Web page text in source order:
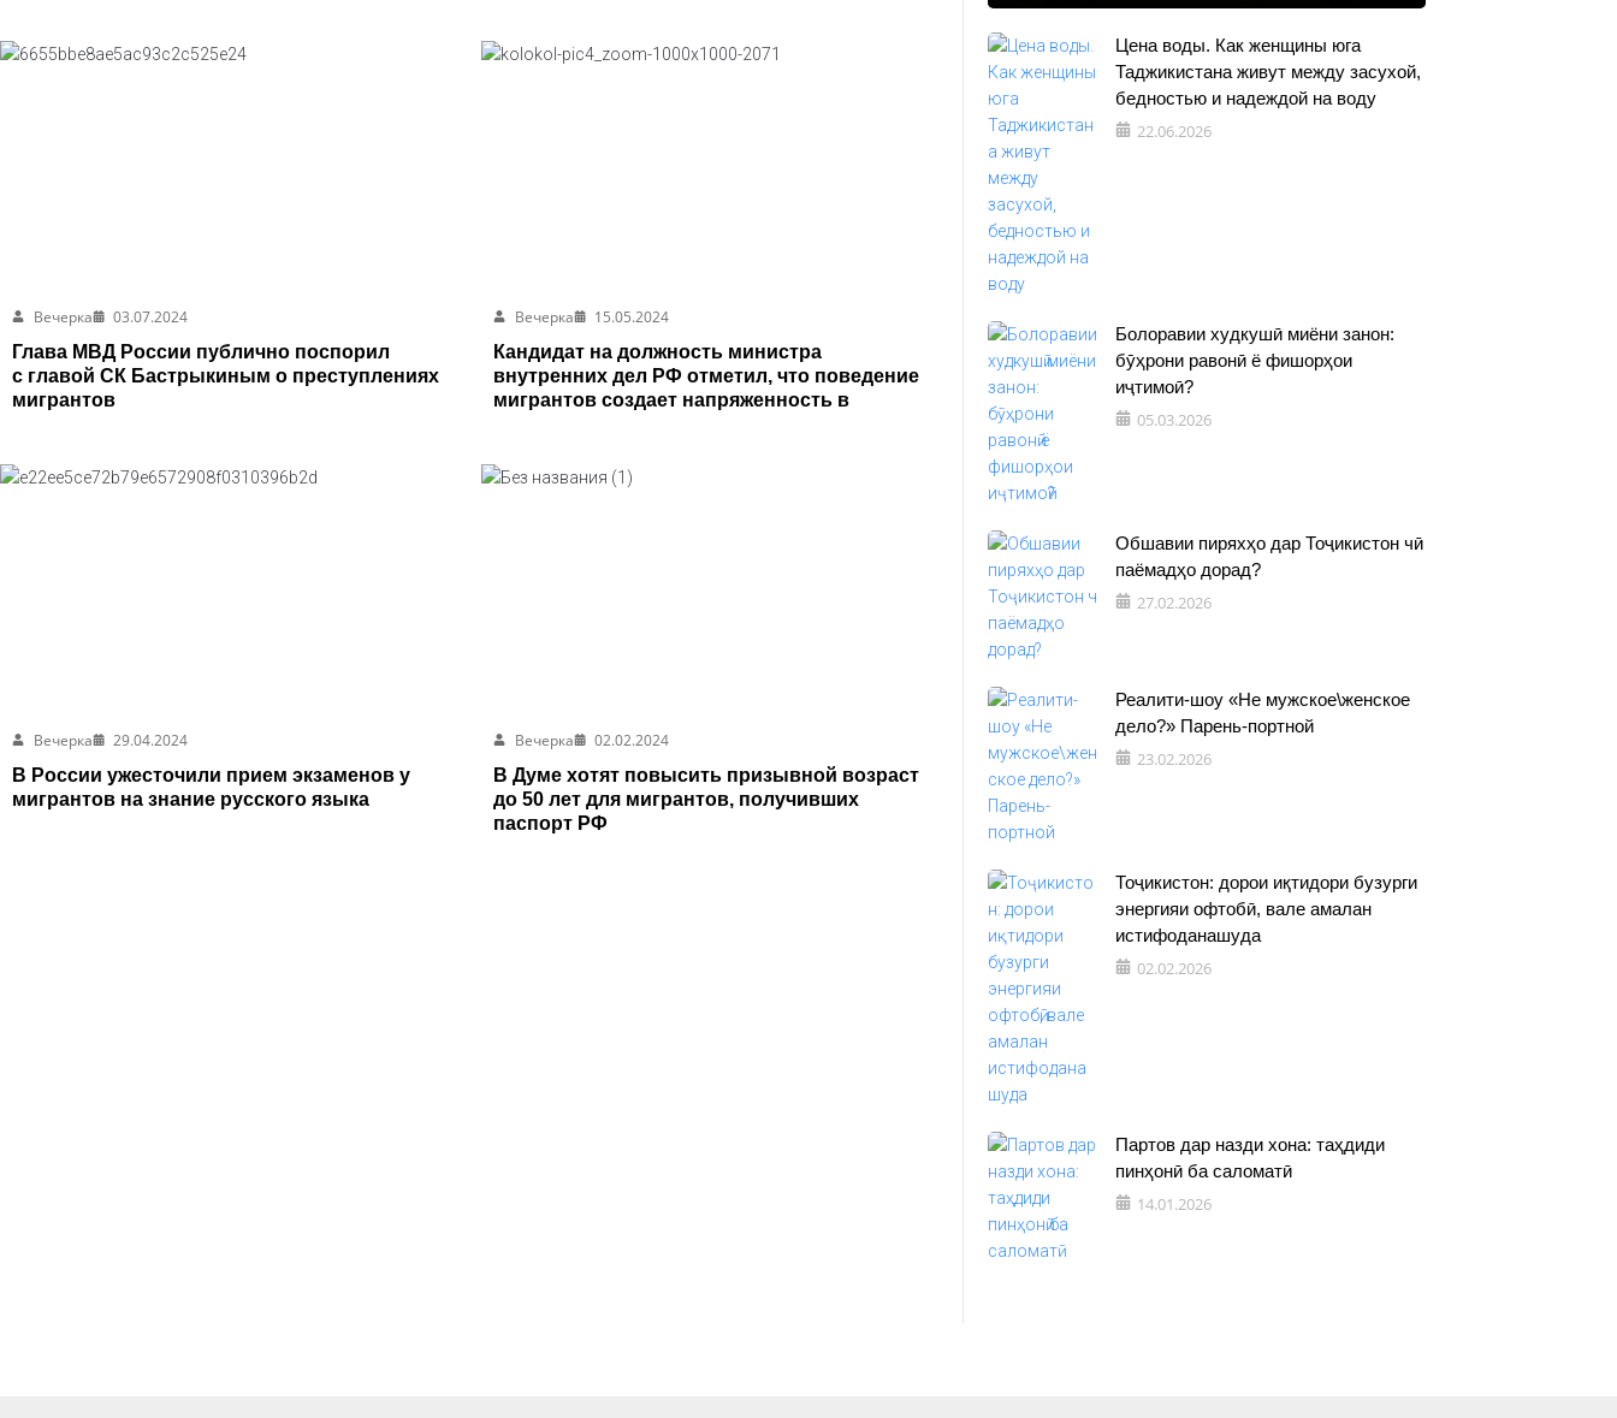
Вечерка
03.07.2024
Глава МВД России публично поспорил
с главой СК Бастрыкиным о преступлениях
мигрантов
Вечерка
15.05.2024
Кандидат на должность министра
внутренних дел РФ отметил, что поведение
мигрантов создает напряженность в
Вечерка
29.04.2024
В России ужесточили прием экзаменов у
мигрантов на знание русского языка
Вечерка
02.02.2024
В Думе хотят повысить призывной возраст
до 50 лет для мигрантов, получивших
паспорт РФ
Цена воды. Как женщины юга
Таджикистана живут между засухой,
бедностью и надеждой на воду
22.06.2026
Болоравии худкушӣ миёни занон:
бӯҳрони равонӣ ё фишорҳои
иҷтимоӣ?
05.03.2026
Обшавии пиряхҳо дар Тоҷикистон чӣ
паёмадҳо дорад?
27.02.2026
Реалити-шоу «Не мужское\женское
дело?» Парень-портной
23.02.2026
Тоҷикистон: дорои иқтидори бузурги
энергияи офтобӣ, вале амалан
истифоданашуда
02.02.2026
Партов дар назди хона: таҳдиди
пинҳонӣ ба саломатӣ
14.01.2026